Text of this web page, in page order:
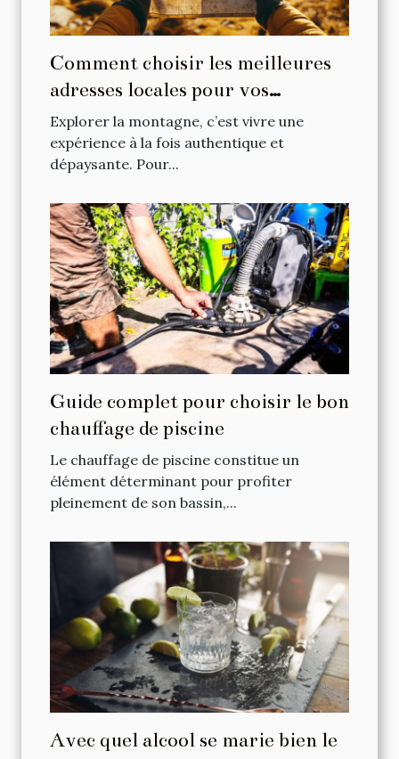
Comment choisir les meilleures
adresses locales pour vos
escapades en montagne ?
Explorer la montagne, c’est vivre une
expérience à la fois authentique et
dépaysante. Pour...
Guide complet pour choisir le bon
chauffage de piscine
Le chauffage de piscine constitue un
élément déterminant pour profiter
pleinement de son bassin,...
Avec quel alcool se marie bien le